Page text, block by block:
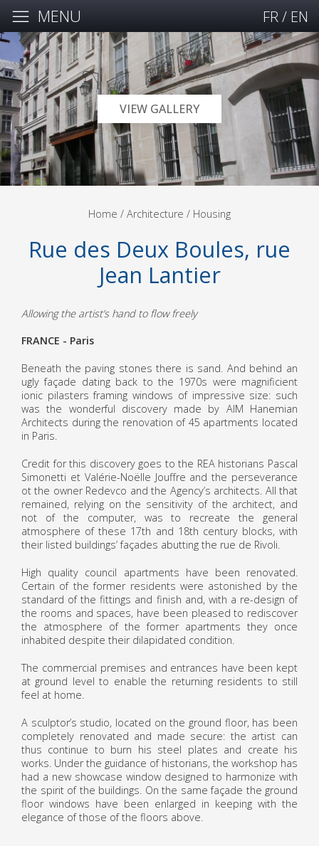
FR/ EN
MENU
VIEW GALLERY
Home / Architecture / Housing
Rue des Deux Boules, rue
Jean Lantier
Allowing the artist’s hand to flow freely
FRANCE - Paris
Beneath the paving stones there is sand. And behind an
ugly façade dating back to the 1970s were magnificient
ionic pilasters framing windows of impressive size: such
was the wonderful discovery made by AIM Hanemian
Architects during the renovation of 45 apartments located
in Paris.
Credit for this discovery goes to the REA historians Pascal
Simonetti et Valérie-Noëlle Jouffre and the perseverance
ot the owner Redevco and the Agency’s architects. All that
remained, relying on the sensitivity of the architect, and
not of the computer, was to recreate the general
atmosphere of these 17th and 18th century blocks, with
their listed buildings’ façades abutting the rue de Rivoli.
High quality council apartments have been renovated.
Certain of the former residents were astonished by the
standard of the fittings and finish and, with a re-design of
the rooms and spaces, have been pleased to rediscover
the atmosphere of the former apartments they once
inhabited despite their dilapidated condition.
The commercial premises and entrances have been kept
at ground level to enable the returning residents to still
feel at home.
A sculptor’s studio, located on the ground floor, has been
completely renovated and made secure: the artist can
thus continue to burn his steel plates and create his
works. Under the guidance of historians, the workshop has
had a new showcase window designed to harmonize with
the spirit of the buildings. On the same façade the ground
floor windows have been enlarged in keeping with the
elegance of those of the floors above.